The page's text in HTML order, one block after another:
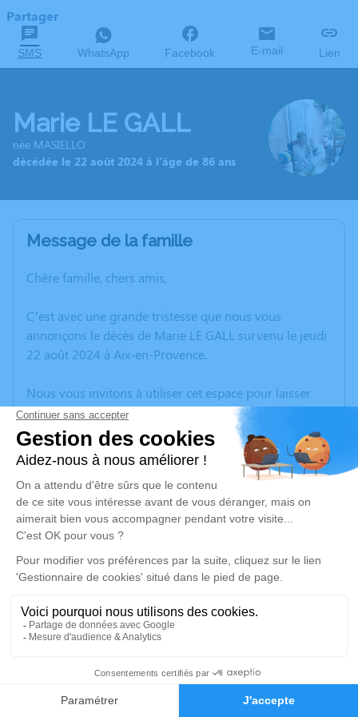
Faire-part Hommages
Partager
SMS WhatsApp Facebook E-mail Lien
Marie LE GALL
née MASIELLO
décédée le 22 août 2024 à l'âge de 86 ans
Message de la famille
Chère famille, chers amis,
C’est avec une grande tristesse que nous vous
annonçons le décès de Marie LE GALL survenu le jeudi
22 août 2024 à Aix-en-Provence.
Nous vous invitons à utiliser cet espace pour laisser
vos condoléances, partager des photos souvenirs, une
anecdote ou exprimer vos pensées à travers des
poèmes ou des textes. Cet endroit est un lieu
d'expression dédié à honorer la mémoire de Marie LE
GALL.
Un service de plantation d’arbre hommage est
disponible ici.
Je rends hommage
Crémation
Crématorium de Provence et Parc Mémorial
de Provence d'Aix-en-Provence